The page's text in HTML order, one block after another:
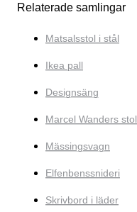
Relaterade samlingar
Matsalsstol i stål
Ikea pall
Designsäng
Marcel Wanders stol
Mässingsvagn
Elfenbenssnideri
Skrivbord i läder